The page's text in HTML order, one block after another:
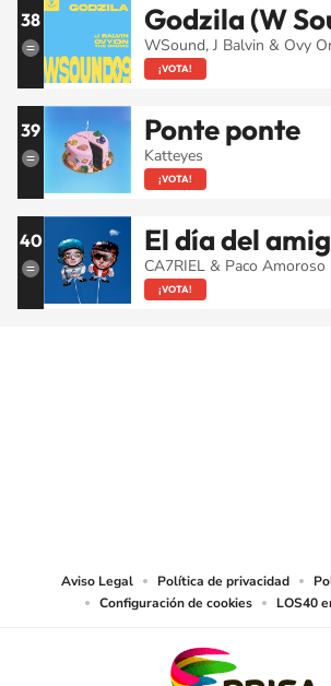
38 Godzila (W
WSound, J Balvin & Ovy
¡VOTA!
39 Ponte ponte
Katteyes
¡VOTA!
40 El día del
CA7RIEL & Paco Amoroso
¡VOTA!
Aviso Legal Política de privacidad
Configuración de cookies
LOS40